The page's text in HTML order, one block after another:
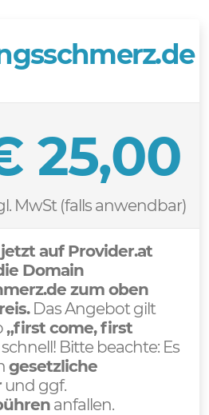
25,00
MwSt (falls anwendbar)
auf Provider.at
Domain
zum oben
Das Angebot gilt
„first come, first
Bitte beachte: Es
gesetzliche
und ggf.
anfallen.